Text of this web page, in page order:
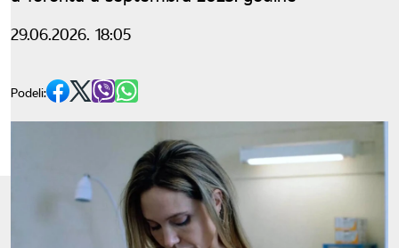
29.06.2026. 18:05
Podeli: